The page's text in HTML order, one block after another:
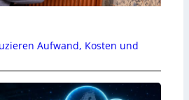
Aufwand, Kosten und